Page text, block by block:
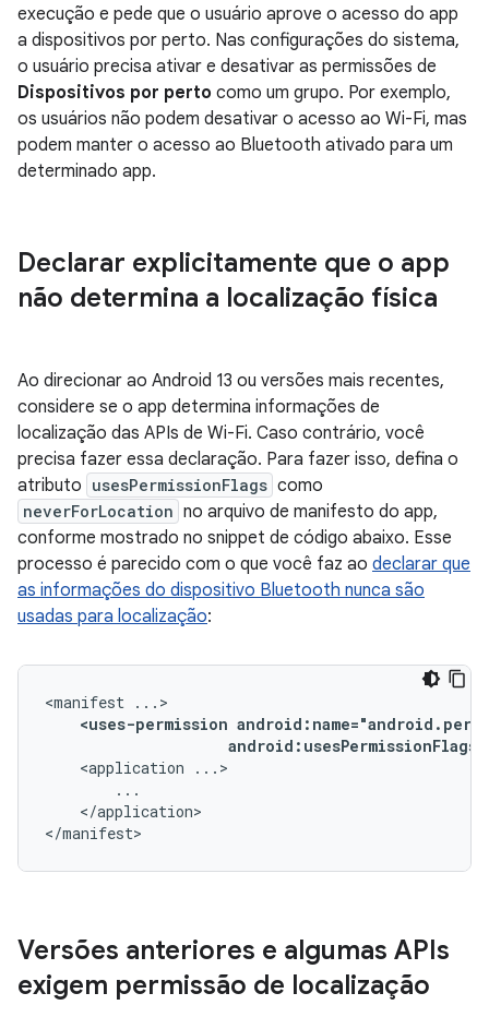
execução e pede que o usuário aprove o acesso do app
a dispositivos por perto. Nas configurações do sistema,
o usuário precisa ativar e desativar as permissões de
Dispositivos por perto como um grupo. Por exemplo,
os usuários não podem desativar o acesso ao Wi-Fi, mas
podem manter o acesso ao Bluetooth ativado para um
determinado app.
Declarar explicitamente que o app
não determina a localização física
Ao direcionar ao Android 13 ou versões mais recentes,
considere se o app determina informações de
localização das APIs de Wi-Fi. Caso contrário, você
precisa fazer essa declaração. Para fazer isso, defina o
atributo usesPermissionFlags como
neverForLocation no arquivo de manifesto do app,
conforme mostrado no snippet de código abaixo. Esse
processo é parecido com o que você faz ao declarar que
as informações do dispositivo Bluetooth nunca são
usadas para localização:
<manifest
<uses-permission
<application
</application>
</manifest>
Versões anteriores e algumas APIs
exigem permissão de localização